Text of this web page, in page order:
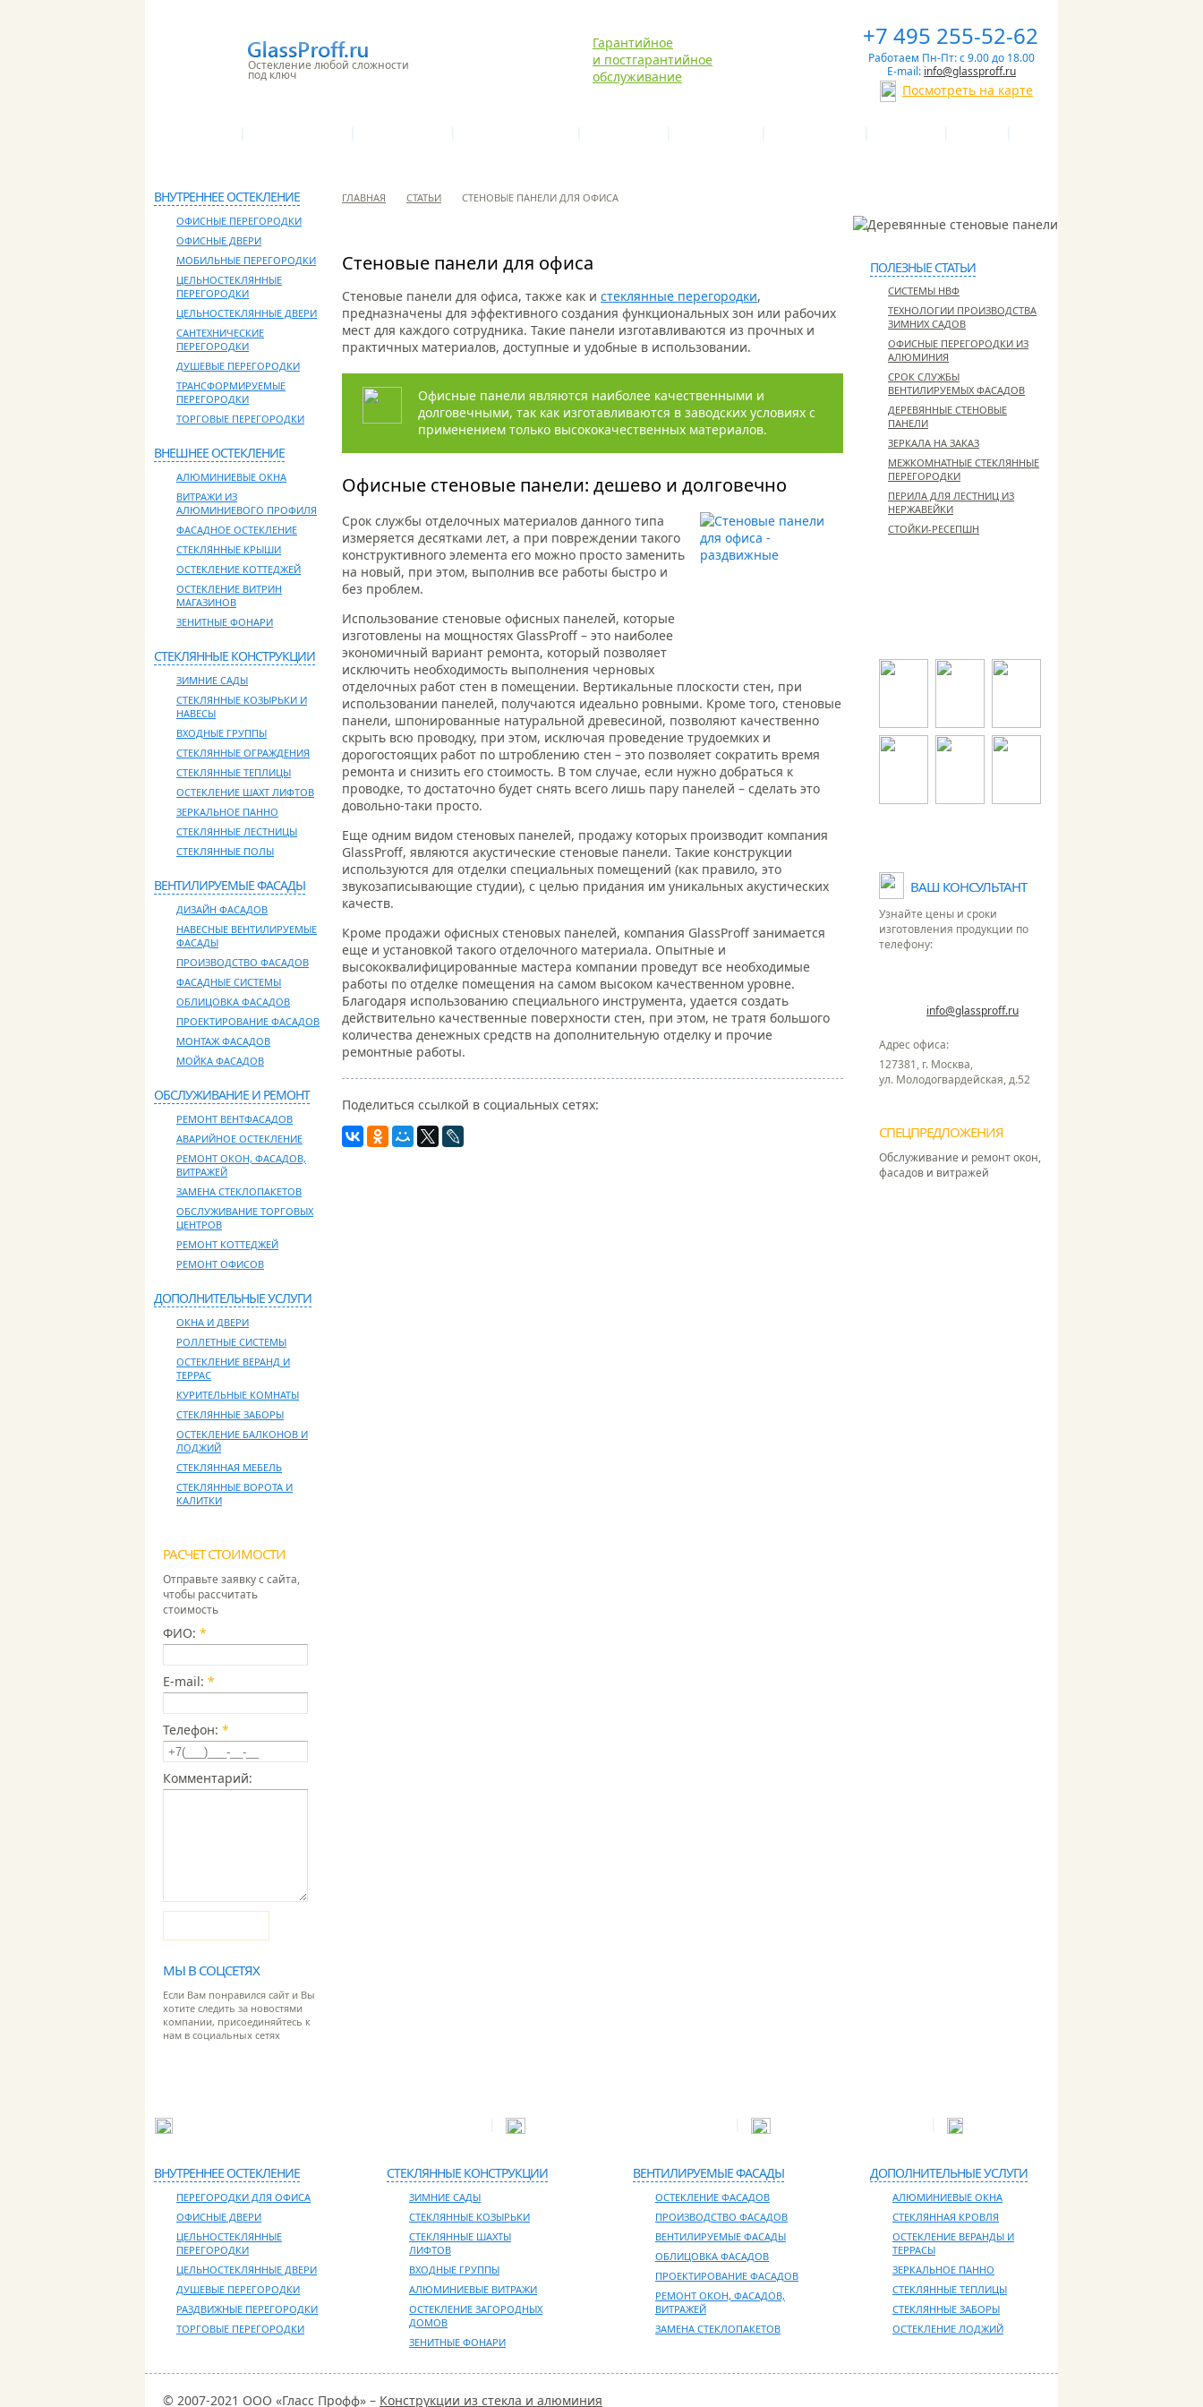
Остекление любой сложности
под ключ
Гарантийное
и постгарантийное
обслуживание
+7 495 255-52-62
Работаем Пн-Пт: с 9.00 до 18.00
E-mail: info@glassproff.ru
Посмотреть на карте
ВНУТРЕННЕЕ ОСТЕКЛЕНИЕ
ОФИСНЫЕ ПЕРЕГОРОДКИ
ОФИСНЫЕ ДВЕРИ
МОБИЛЬНЫЕ ПЕРЕГОРОДКИ
ЦЕЛЬНОСТЕКЛЯННЫЕ
ПЕРЕГОРОДКИ
ЦЕЛЬНОСТЕКЛЯННЫЕ ДВЕРИ
САНТЕХНИЧЕСКИЕ
ПЕРЕГОРОДКИ
ДУШЕВЫЕ ПЕРЕГОРОДКИ
ТРАНСФОРМИРУЕМЫЕ
ПЕРЕГОРОДКИ
ТОРГОВЫЕ ПЕРЕГОРОДКИ
ВНЕШНЕЕ ОСТЕКЛЕНИЕ
АЛЮМИНИЕВЫЕ ОКНА
ВИТРАЖИ ИЗ
АЛЮМИНИЕВОГО ПРОФИЛЯ
ФАСАДНОЕ ОСТЕКЛЕНИЕ
СТЕКЛЯННЫЕ КРЫШИ
ОСТЕКЛЕНИЕ КОТТЕДЖЕЙ
ОСТЕКЛЕНИЕ ВИТРИН
МАГАЗИНОВ
ЗЕНИТНЫЕ ФОНАРИ
СТЕКЛЯННЫЕ КОНСТРУКЦИИ
ЗИМНИЕ САДЫ
СТЕКЛЯННЫЕ КОЗЫРЬКИ И
НАВЕСЫ
ВХОДНЫЕ ГРУППЫ
СТЕКЛЯННЫЕ ОГРАЖДЕНИЯ
СТЕКЛЯННЫЕ ТЕПЛИЦЫ
ОСТЕКЛЕНИЕ ШАХТ ЛИФТОВ
ЗЕРКАЛЬНОЕ ПАННО
СТЕКЛЯННЫЕ ЛЕСТНИЦЫ
СТЕКЛЯННЫЕ ПОЛЫ
ВЕНТИЛИРУЕМЫЕ ФАСАДЫ
ДИЗАЙН ФАСАДОВ
НАВЕСНЫЕ ВЕНТИЛИРУЕМЫЕ
ФАСАДЫ
ПРОИЗВОДСТВО ФАСАДОВ
ФАСАДНЫЕ СИСТЕМЫ
ОБЛИЦОВКА ФАСАДОВ
ПРОЕКТИРОВАНИЕ ФАСАДОВ
МОНТАЖ ФАСАДОВ
МОЙКА ФАСАДОВ
ОБСЛУЖИВАНИЕ И РЕМОНТ
РЕМОНТ ВЕНТФАСАДОВ
АВАРИЙНОЕ ОСТЕКЛЕНИЕ
РЕМОНТ ОКОН, ФАСАДОВ,
ВИТРАЖЕЙ
ЗАМЕНА СТЕКЛОПАКЕТОВ
ОБСЛУЖИВАНИЕ ТОРГОВЫХ
ЦЕНТРОВ
РЕМОНТ КОТТЕДЖЕЙ
РЕМОНТ ОФИСОВ
ДОПОЛНИТЕЛЬНЫЕ УСЛУГИ
ОКНА И ДВЕРИ
РОЛЛЕТНЫЕ СИСТЕМЫ
ОСТЕКЛЕНИЕ ВЕРАНД И
ТЕРРАС
КУРИТЕЛЬНЫЕ КОМНАТЫ
СТЕКЛЯННЫЕ ЗАБОРЫ
ОСТЕКЛЕНИЕ БАЛКОНОВ И
ЛОДЖИЙ
СТЕКЛЯННАЯ МЕБЕЛЬ
СТЕКЛЯННЫЕ ВОРОТА И
КАЛИТКИ
РАСЧЕТ СТОИМОСТИ
Отправьте заявку с сайта,
чтобы рассчитать
стоимость
ФИО: *
E-mail: *
Телефон: *
Комментарий:
МЫ В СОЦСЕТЯХ
Если Вам понравился сайт и Вы
хотите следить за новостями
компании, присоединяйтесь к
нам в социальных сетях
ГЛАВНАЯ СТАТЬИ СТЕНОВЫЕ ПАНЕЛИ ДЛЯ ОФИСА
Стеновые панели для офиса
Стеновые панели для офиса, также как и стеклянные перегородки,
предназначены для эффективного создания функциональных зон или рабочих
мест для каждого сотрудника. Такие панели изготавливаются из прочных и
практичных материалов, доступные и удобные в использовании.
Офисные панели являются наиболее качественными и
долговечными, так как изготавливаются в заводских условиях с
применением только высококачественных материалов.
Офисные стеновые панели: дешево и долговечно
Срок службы отделочных материалов данного типа
измеряется десятками лет, а при повреждении такого
конструктивного элемента его можно просто заменить
на новый, при этом, выполнив все работы быстро и
без проблем.
Использование стеновые офисных панелей, которые
изготовлены на мощностях GlassProff – это наиболее
экономичный вариант ремонта, который позволяет
исключить необходимость выполнения черновых
отделочных работ стен в помещении. Вертикальные плоскости стен, при
использовании панелей, получаются идеально ровными. Кроме того, стеновые
панели, шпонированные натуральной древесиной, позволяют качественно
скрыть всю проводку, при этом, исключая проведение трудоемких и
дорогостоящих работ по штроблению стен – это позволяет сократить время
ремонта и снизить его стоимость. В том случае, если нужно добраться к
проводке, то достаточно будет снять всего лишь пару панелей – сделать это
довольно-таки просто.
Еще одним видом стеновых панелей, продажу которых производит компания
GlassProff, являются акустические стеновые панели. Такие конструкции
используются для отделки специальных помещений (как правило, это
звукозаписывающие студии), с целью придания им уникальных акустических
качеств.
Кроме продажи офисных стеновых панелей, компания GlassProff занимается
еще и установкой такого отделочного материала. Опытные и
высококвалифицированные мастера компании проведут все необходимые
работы по отделке помещения на самом высоком качественном уровне.
Благодаря использованию специального инструмента, удается создать
действительно качественные поверхности стен, при этом, не тратя большого
количества денежных средств на дополнительную отделку и прочие
ремонтные работы.
Поделиться ссылкой в социальных сетях:
ПОЛЕЗНЫЕ СТАТЬИ
СИСТЕМЫ НВФ
ТЕХНОЛОГИИ ПРОИЗВОДСТВА
ЗИМНИХ САДОВ
ОФИСНЫЕ ПЕРЕГОРОДКИ ИЗ
АЛЮМИНИЯ
СРОК СЛУЖБЫ
ВЕНТИЛИРУЕМЫХ ФАСАДОВ
ДЕРЕВЯННЫЕ СТЕНОВЫЕ
ПАНЕЛИ
ЗЕРКАЛА НА ЗАКАЗ
МЕЖКОМНАТНЫЕ СТЕКЛЯННЫЕ
ПЕРЕГОРОДКИ
ПЕРИЛА ДЛЯ ЛЕСТНИЦ ИЗ
НЕРЖАВЕЙКИ
СТОЙКИ-РЕСЕПШН
ВАШ КОНСУЛЬТАНТ
Узнайте цены и сроки
изготовления продукции по
телефону:
info@glassproff.ru
Адрес офиса:
127381, г. Москва,
ул. Молодогвардейская, д.52
СПЕЦПРЕДЛОЖЕНИЯ
Обслуживание и ремонт окон,
фасадов и витражей
ВНУТРЕННЕЕ ОСТЕКЛЕНИЕ
ПЕРЕГОРОДКИ ДЛЯ ОФИСА
ОФИСНЫЕ ДВЕРИ
ЦЕЛЬНОСТЕКЛЯННЫЕ
ПЕРЕГОРОДКИ
ЦЕЛЬНОСТЕКЛЯННЫЕ ДВЕРИ
ДУШЕВЫЕ ПЕРЕГОРОДКИ
РАЗДВИЖНЫЕ ПЕРЕГОРОДКИ
ТОРГОВЫЕ ПЕРЕГОРОДКИ
СТЕКЛЯННЫЕ КОНСТРУКЦИИ
ЗИМНИЕ САДЫ
СТЕКЛЯННЫЕ КОЗЫРЬКИ
СТЕКЛЯННЫЕ ШАХТЫ
ЛИФТОВ
ВХОДНЫЕ ГРУППЫ
АЛЮМИНИЕВЫЕ ВИТРАЖИ
ОСТЕКЛЕНИЕ ЗАГОРОДНЫХ
ДОМОВ
ЗЕНИТНЫЕ ФОНАРИ
ВЕНТИЛИРУЕМЫЕ ФАСАДЫ
ОСТЕКЛЕНИЕ ФАСАДОВ
ПРОИЗВОДСТВО ФАСАДОВ
ВЕНТИЛИРУЕМЫЕ ФАСАДЫ
ОБЛИЦОВКА ФАСАДОВ
ПРОЕКТИРОВАНИЕ ФАСАДОВ
РЕМОНТ ОКОН, ФАСАДОВ,
ВИТРАЖЕЙ
ЗАМЕНА СТЕКЛОПАКЕТОВ
ДОПОЛНИТЕЛЬНЫЕ УСЛУГИ
АЛЮМИНИЕВЫЕ ОКНА
СТЕКЛЯННАЯ КРОВЛЯ
ОСТЕКЛЕНИЕ ВЕРАНДЫ И
ТЕРРАСЫ
ЗЕРКАЛЬНОЕ ПАННО
СТЕКЛЯННЫЕ ТЕПЛИЦЫ
СТЕКЛЯННЫЕ ЗАБОРЫ
ОСТЕКЛЕНИЕ ЛОДЖИЙ
© 2007-2021 ООО «Гласс Профф» – Конструкции из стекла и алюминия